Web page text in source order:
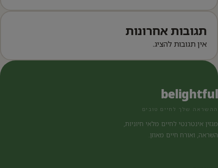
תגובות אחרונות
אין תגובות להציג.
belightful
ההשראה שלך לחיים טובים
מגזין אינטרנטי לחיים מלאי חיוניות,
השראה, ואורח חיים מאוזן.